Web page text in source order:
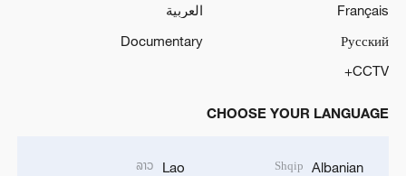
Français
العربية
Русский
Documentary
CCTV+
CHOOSE YOUR LANGUAGE
Albanian
Shqip
Lao
ລາວ